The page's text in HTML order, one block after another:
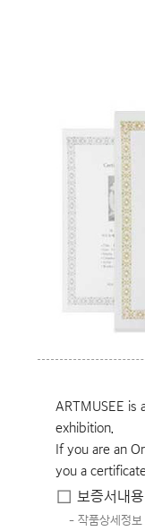
ARTMUSEE is
exhibition.
If you are an
you a
보증서내용
작품상세정보